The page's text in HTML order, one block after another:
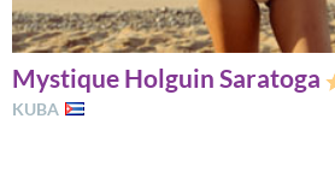
Mystique Holguin Saratoga
KUBA